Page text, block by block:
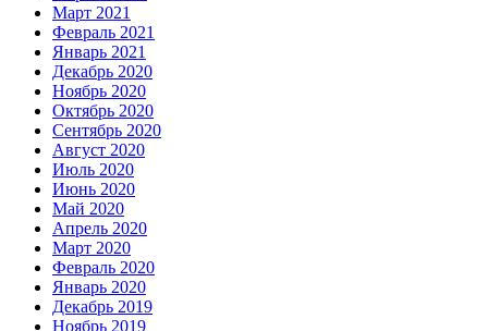
Март 2021
Февраль 2021
Январь 2021
Декабрь 2020
Ноябрь 2020
Октябрь 2020
Сентябрь 2020
Август 2020
Июль 2020
Июнь 2020
Май 2020
Апрель 2020
Март 2020
Февраль 2020
Январь 2020
Декабрь 2019
Ноябрь 2019